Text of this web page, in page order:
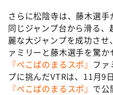
さらに松陰寺は、藤木選
同じジャンプ台から滑る
麗な大ジャンプを成功させ、
ァミリーと藤木選手を驚か
『ぺこぱのまるスポ』 ファ
プに挑んだVTRは、11月9
『ぺこぱのまるスポ』 で公